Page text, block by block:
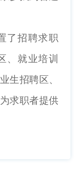
招聘求职
、就业培训
生招聘区、
求职者提供